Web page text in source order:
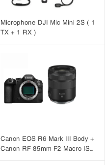
Microphone DJI Mic Mini 2S ( 1
TX + 1 RX )
Canon EOS R6 Mark III Body +
Canon RF 85mm F2 Macro IS